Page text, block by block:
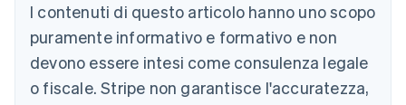
I contenuti di questo articolo hanno uno scopo
puramente informativo e formativo e non
devono essere intesi come consulenza legale
o fiscale. Stripe non garantisce l'accuratezza,
Australia
Austria
DeutschEnglish
Belgio